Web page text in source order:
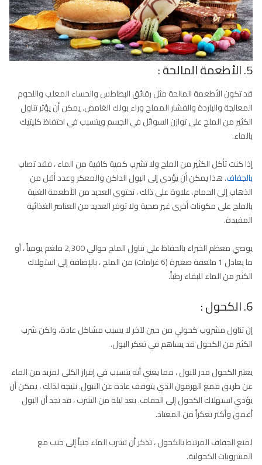
5. الأطعمة المالحة :
قد تكون الأطعمة المالحة مثل رقائق البطاطس والحساء المعلب واللحوم
المعالجة والباردة والفشار المملح وراء بولك الغامض. يمكن أن يؤثر تناول
الكثير من الملح على توازن السوائل في الجسم ويتسبب في احتفاظ كليتيك
بالماء.
إذا كنت تأكل الكثير من الملح ولا تشرب كمية كافية من الماء ، فقد تصاب
بالجفاف. هذا يمكن أن يؤدي إلى البول الداكن والمعكر وعدد أقل من
الذهاب إلى الحمام. علاوة على ذلك ، تحتوي العديد من الأطعمة الغنية
بالملح على مكونات أخرى غير صحية ولا توفر العديد من العناصر الغذائية
المفيدة.
يوصي معظم الخبراء بالحفاظ على تناول الملح حوالي 2,300 ملغم يومياً ، أو
ما يعادل 1 ملعقة صغيرة (6 غرامات) من الملح ، بالإضافة إلى استهلاك
الكثير من الماء للبقاء رطباً.
6. الكحول :
إن تناول مشروب كحولي من حين لآخر لا يسبب مشاكل عادة، ولكن شرب
الكثير من الكحول قد يساهم في تعكر البول.
يعتبر الكحول مدر للبول ، مما يعني أنه يتسبب في إفراز الكلى لمزيد من الماء
عن طريق قمع الهرمون الذي يتوقف عادة عن التبول. نتيجة لذلك ، يمكن أن
يؤدي استهلاك الكحول إلى الجفاف. بعد ليلة من الشرب ، قد تجد أن البول
أغمق وأكثر تعكراً من المعتاد.
لمنع الجفاف المرتبط بالكحول ، تذكر أن تشرب الماء جنباً إلى جنب مع
المشروبات الكحولية.